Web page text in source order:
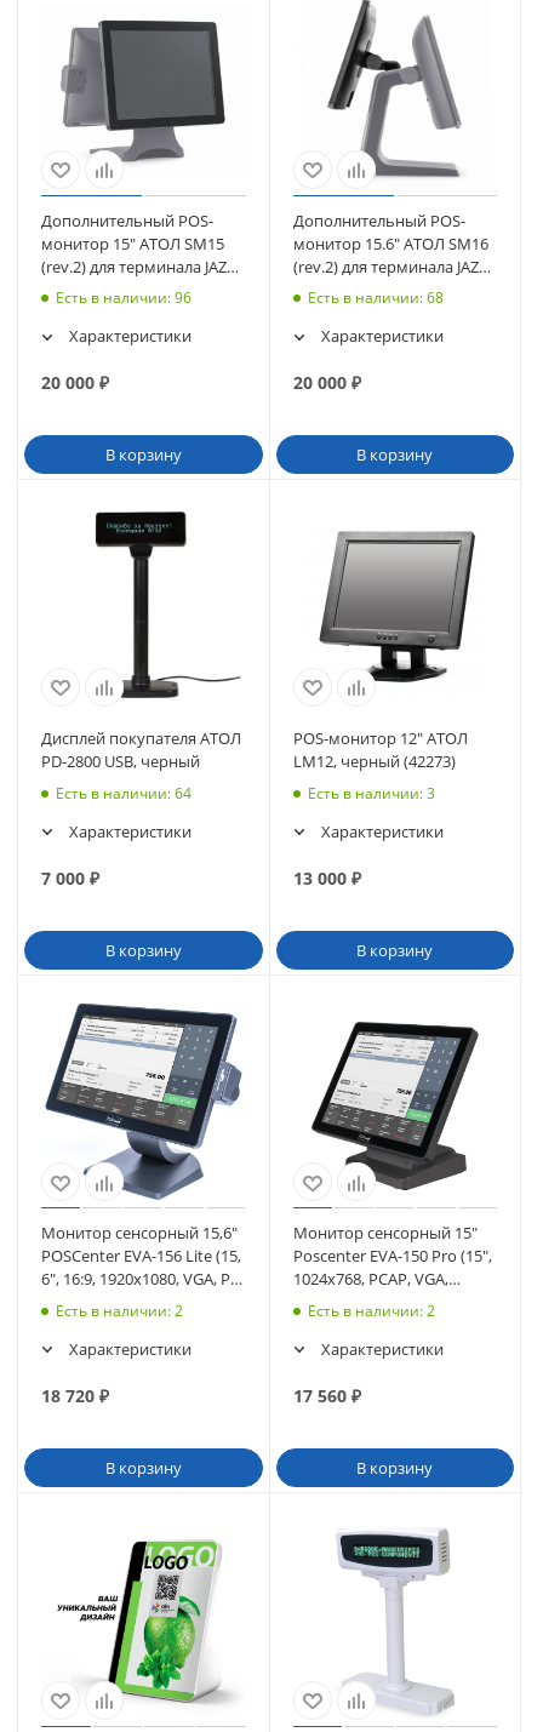
Дополнительный POS-
монитор 15" АТОЛ SM15
(rev.2) для терминала JAZZ
15/16 (51425)
Есть в наличии: 96
Характеристики
20 000 ₽
В корзину
Дополнительный POS-
монитор 15.6" АТОЛ SM16
(rev.2) для терминала JAZZ
15/16 (51426)
Есть в наличии: 68
Характеристики
20 000₽
В корзину
Дисплей покупателя АТОЛ
PD-2800 USB, черный
Есть в наличии: 64
Характеристики
7 000 ₽
В корзину
POS-монитор 12" АТОЛ
LM12, черный (42273)
Есть в наличии: 3
Характеристики
13 000₽
В корзину
Монитор сенсорный 15,6"
POSCenter EVA-156 Lite (15,
6", 16:9, 1920х1080, VGA, P-
CAP, MSR) (5156)
Есть в наличии: 2
Характеристики
18 720 ₽
В корзину
Монитор сенсорный 15"
Poscenter EVA-150 Pro (15",
1024х768, PCAP, VGA,
HDMI, без MSR) (3567)
Есть в наличии: 2
Характеристики
17 560₽
В корзину